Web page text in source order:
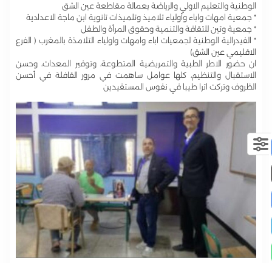
الوطنية والتعليم الاولي والرياضة بعمالة مقاطعة عين الشق
* جمعية امهات واباء وأولياء تلاميذ وتلميذات تانوية ابن ماجة الاعدادية
* جمعية وتين للتقافة والتنمية وحقوق المرأة والطفل
* الفيدرالية الوطنية لجمعيات اباء وامهات واولياء التلامذة بالمغرب ( الفرع
الاقليمي عين الشق)
ان حضور الاطر الطبية والتمريضية المتطوعة، وتوفير المعدات، وحسن
الاستقبال والتنظيم، كلها عوامل ساهمت في مرور القافلة في أحسن
الظروف وتركت اترا طيبا في نفوس المستفيدين